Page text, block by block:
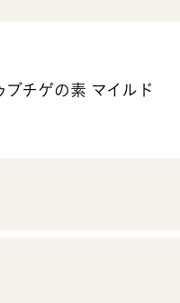
ブチゲの素 マイルド